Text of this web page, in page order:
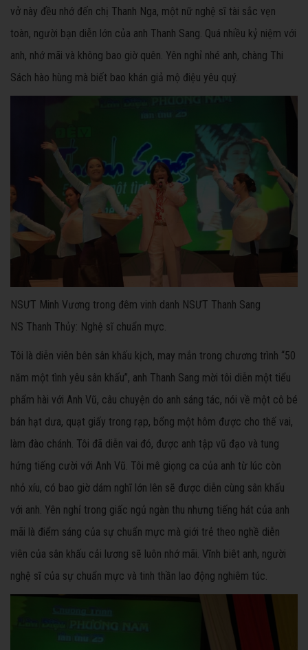
vở này đều nhớ đến chị Thanh Nga, một nữ nghệ sĩ tài sắc vẹn
toàn, người bạn diễn lớn của anh Thanh Sang. Quá nhiều kỷ niệm với
anh, nhớ mãi và không bao giờ quên. Yên nghỉ nhé anh, chàng Thi
Sách hào hùng mà biết bao khán giả mộ điệu yêu quý.
NSƯT Minh Vương trong đêm vinh danh NSƯT Thanh Sang
NS Thanh Thủy: Nghệ sĩ chuẩn mực.
Tôi là diễn viên bên sân khấu kịch, may mắn trong chương trình “50
năm một tình yêu sân khấu”, anh Thanh Sang mời tôi diễn một tiểu
phẩm hài với Anh Vũ, câu chuyện do anh sáng tác, nói về một cô bé
bán hạt dưa, quạt giấy trong rạp, bổng một hôm được cho thế vai,
làm đào chánh. Tôi đã diễn vai đó, được anh tập vũ đạo và tung
hứng tiếng cười với Anh Vũ. Tôi mê giọng ca của anh từ lúc còn
nhỏ xíu, có bao giờ dám nghĩ lớn lên sẽ được diễn cùng sân khấu
với anh. Yên nghỉ trong giấc ngủ ngàn thu nhưng tiếng hát của anh
mãi là điểm sáng của sự chuẩn mực mà giới trẻ theo nghề diễn
viên của sân khấu cải lương sẽ luôn nhớ mãi. Vĩnh biêt anh, người
nghệ sĩ của sự chuẩn mực và tinh thần lao động nghiêm túc.